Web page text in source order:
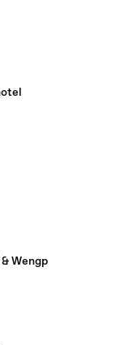
Wengp